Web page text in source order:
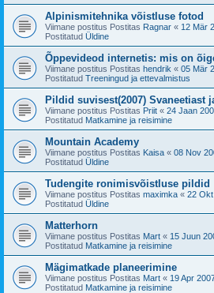
Alpinismitehnika võistluse fotod
Viimane postitus Postitas Ragnar « 12 Mär
Postitatud Üldine
Õppevideod internetis: mis on
Viimane postitus Postitas hendrik « 05 Mär
Postitatud Treeningud ja ettevalmistus
Pildid suvisest(2007) Svaneetiast
Viimane postitus Postitas Priit « 24 Jaan
Postitatud Matkamine ja reisimine
Mountain Academy
Viimane postitus Postitas Kaisa « 08 Nov
Postitatud Üldine
Tudengite ronimisvõistluse pildid
Viimane postitus Postitas maximka « 22
Postitatud Üldine
Matterhorn
Viimane postitus Postitas Mart « 15 Juun
Postitatud Matkamine ja reisimine
Mägimatkade planeerimine
Viimane postitus Postitas Mart « 19 Apr
Postitatud Matkamine ja reisimine